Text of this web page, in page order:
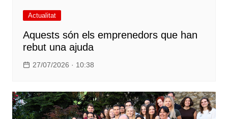
Actualitat
Aquests són els emprenedors que han
rebut una ajuda
27/07/2026 · 10:38